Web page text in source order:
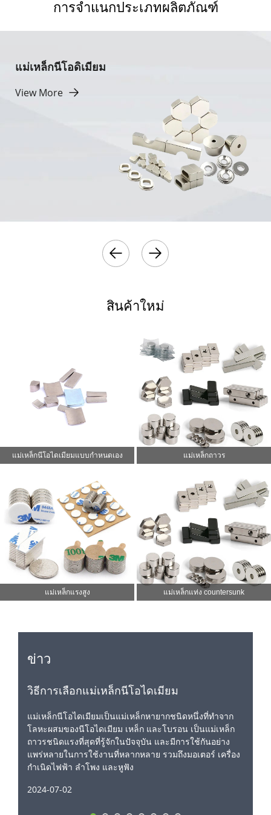
การจำแนกประเภทผลิตภัณฑ์
แม่เหล็กนีโอดิเมียม
View More
สินค้าใหม่
แม่เหล็กนีโอไดเมียมแบบกำหนดเอง แม่เหล็กถาวร
แม่เหล็กแรงสูง แม่เหล็กแท่ง countersunk
ข่าว
วิธีการเลือกแม่เหล็กนีโอไดเมียม
แม่เหล็กนีโอไดเมียมเป็นแม่เหล็กหายากชนิดหนึ่งที่ทำจาก
โลหะผสมของนีโอไดเมียม เหล็ก และโบรอน เป็นแม่เหล็ก
ถาวรชนิดแรงที่สุดที่รู้จักในปัจจุบัน และมีการใช้กันอย่าง
แพร่หลายในการใช้งานที่หลากหลาย รวมถึงมอเตอร์ เครื่อง
กำเนิดไฟฟ้า ลำโพง และหูฟัง
2024-07-02